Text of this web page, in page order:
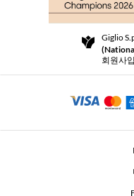
Community Store
Beauty Seekers VIP Club
반품 및 환불
For a safe shopping experience
Security Communication
Giglio
회원사